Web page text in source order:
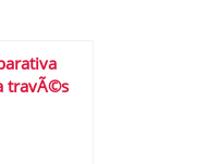
travÃ©s